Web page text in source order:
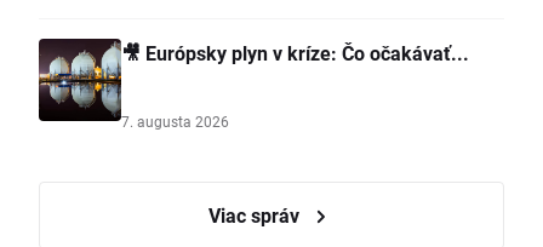
🎥 Európsky plyn v kríze: Čo očakávať...
7. augusta 2026
Viac správ